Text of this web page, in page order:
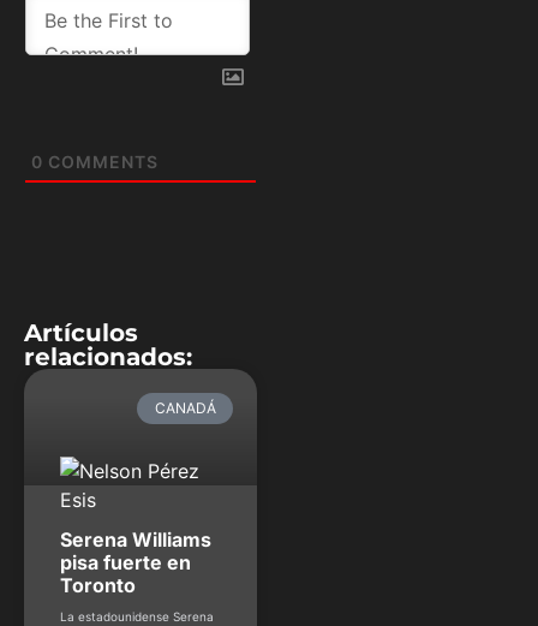
0 COMMENTS
Artículos
relacionados:
CANADÁ
Serena Williams
pisa fuerte en
Toronto
La estadounidense Serena